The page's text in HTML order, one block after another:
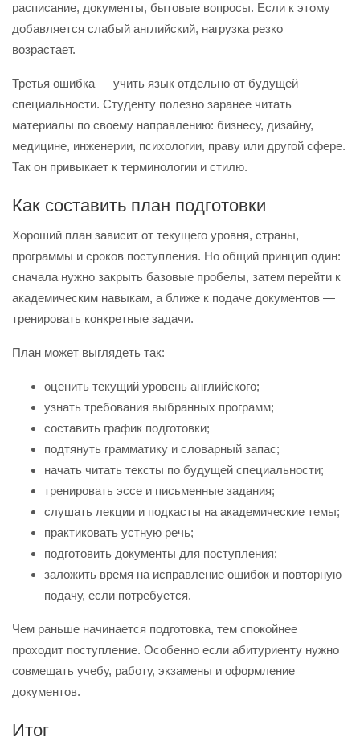
расписание, документы, бытовые вопросы. Если к этому
добавляется слабый английский, нагрузка резко
возрастает.
Третья ошибка — учить язык отдельно от будущей
специальности. Студенту полезно заранее читать
материалы по своему направлению: бизнесу, дизайну,
медицине, инженерии, психологии, праву или другой сфере.
Так он привыкает к терминологии и стилю.
Как составить план подготовки
Хороший план зависит от текущего уровня, страны,
программы и сроков поступления. Но общий принцип один:
сначала нужно закрыть базовые пробелы, затем перейти к
академическим навыкам, а ближе к подаче документов —
тренировать конкретные задачи.
План может выглядеть так:
оценить текущий уровень английского;
узнать требования выбранных программ;
составить график подготовки;
подтянуть грамматику и словарный запас;
начать читать тексты по будущей специальности;
тренировать эссе и письменные задания;
слушать лекции и подкасты на академические темы;
практиковать устную речь;
подготовить документы для поступления;
заложить время на исправление ошибок и повторную
подачу, если потребуется.
Чем раньше начинается подготовка, тем спокойнее
проходит поступление. Особенно если абитуриенту нужно
совмещать учебу, работу, экзамены и оформление
документов.
Итог